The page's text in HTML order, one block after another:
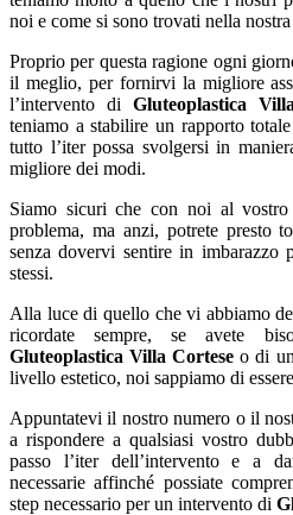
noi e come si sono trovati nella
Proprio per questa ragione ogni
il meglio, per fornirvi la migliore
l’intervento di Gluteoplastica
teniamo a stabilire un rapporto
tutto l’iter possa svolgersi in
migliore dei modi.
Siamo sicuri che con noi al
problema, ma anzi, potrete presto
senza dovervi sentire in imbarazzo
stessi.
Alla luce di quello che vi abbiamo
ricordate sempre, se avete
Gluteoplastica Villa Cortese o di
livello estetico, noi sappiamo di
Appuntatevi il nostro numero o il
a rispondere a qualsiasi vostro
passo l’iter dell’intervento e a
necessarie affinché possiate
step necessario per un intervento di